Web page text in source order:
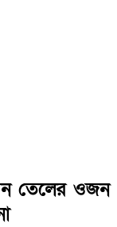
তেলের ওজন